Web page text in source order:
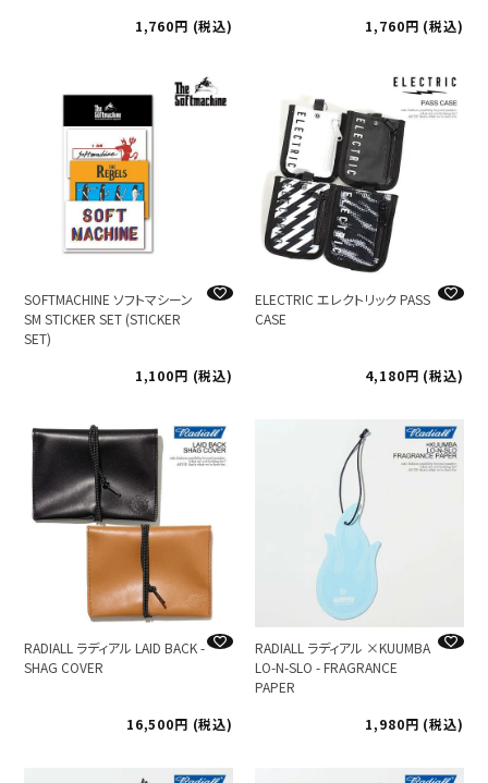
1,760
税込
1,760
税込
SOFTMACHINE ソフトマシーン
SM STICKER SET (STICKER
SET)
1,100
税込
ELECTRIC エレクトリック PASS
CASE
4,180 税込
RADIALL ラディアル LAID BACK -
SHAG COVER
16,500 税込
RADIALL ラディアル ×KUUMBA
LO-N-SLO - FRAGRANCE
PAPER
1,980
税込